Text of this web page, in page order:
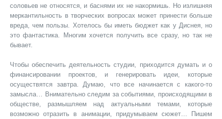
соловьев не относятся, и баснями их не накормишь. Но излишняя
меркантильность в творческих вопросах может принести больше
вреда, чем пользы. Хотелось бы иметь бюджет как у Диснея, но
это фантастика. Многим хочется получить все сразу, но так не
бывает.
Чтобы обеспечить деятельность студии, приходится думать и о
финансировании проектов, и генерировать идеи, которые
осуществятся завтра. Думаю, что все начинается с какого-то
замысла… Внимательно следим за событиями, происходящими в
обществе, размышляем над актуальными темами, которые
возможно отразить в анимации, придумываем сюжет… Пишем